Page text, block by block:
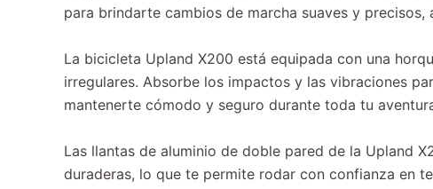
para brindarte cambios de marcha suaves y
La bicicleta Upland X200 está equipada con una
irregulares. Absorbe los impactos y las vibraciones
mantenerte cómodo y seguro durante toda tu
Las llantas de aluminio de doble pared de la Upland
duraderas, lo que te permite rodar con confianza en